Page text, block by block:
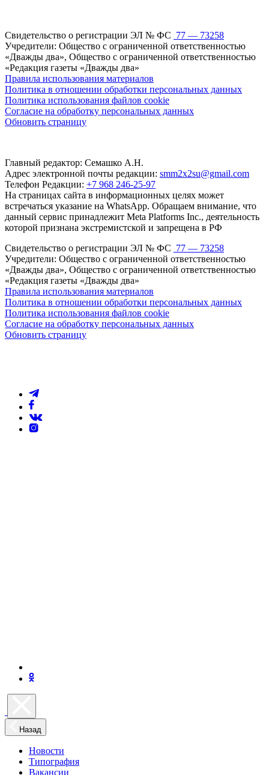
Свидетельство о регистрации ЭЛ № ФС 77 — 73258
Учредители: Общество с ограниченной ответственностью
«Дважды два», Общество с ограниченной ответственностью
«Редакция газеты «Дважды два»
Правила использования материалов
Политика в отношении обработки персональных данных
Политика использования файлов cookie
Согласие на обработку персональных данных
Обновить страницу
Главный редактор: Семашко А.Н.
Адрес электронной почты редакции: smm2x2su@gmail.com
Телефон Редакции: +7 968 246-25-97
На страницах сайта в информационных целях может
встречаться указание на WhatsApp. Обращаем внимание, что
данный сервис принадлежит Meta Platforms Inc., деятельность
которой признана экстремистской и запрещена в РФ
Свидетельство о регистрации ЭЛ № ФС 77 — 73258
Учредители: Общество с ограниченной ответственностью
«Дважды два», Общество с ограниченной ответственностью
«Редакция газеты «Дважды два»
Правила использования материалов
Политика в отношении обработки персональных данных
Политика использования файлов cookie
Согласие на обработку персональных данных
Обновить страницу
Назад
Новости
Типография
Вакансии